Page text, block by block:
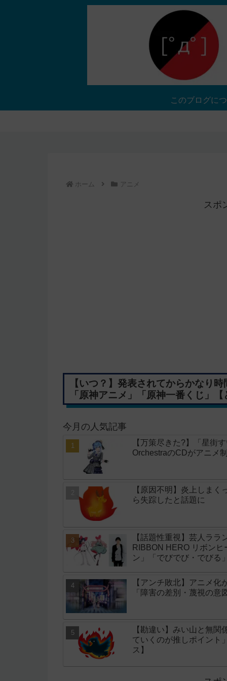
このブログに
ホーム アニメ
スポ
【いつ？】発表されてからかなり
「原神アニメ」「原神一番くじ」
今月の人気記事
【万策尽きた?】「星街
OrchestraのCDがアニメ
【原因不明】炎上しま
ら失踪したと話題に
【話題性重視】芸人ラ
RIBBON HERO リボン
ン」「でびでび・でびる
【アンチ敗北】アニメ
「障害の差別・蔑視の
【勘違い】みい山と無
ていくのが推しポイント
ス】